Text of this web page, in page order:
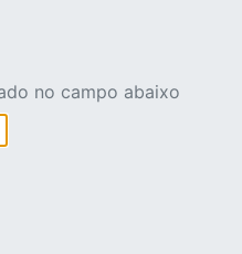
no campo abaixo